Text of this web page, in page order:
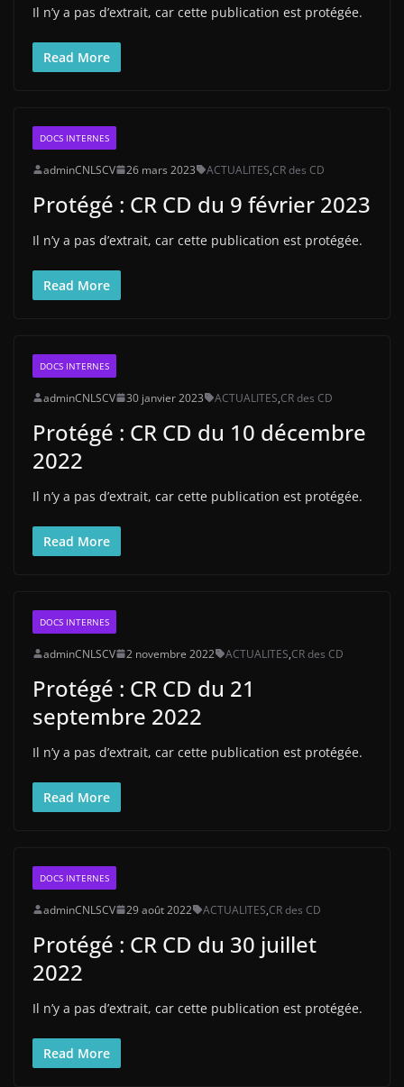
Il n’y a pas d’extrait, car cette publication est protégée.
Read More
DOCS INTERNES
adminCNLSCV 26 mars 2023 ACTUALITES,CR des CD
Protégé : CR CD du 9 février 2023
Il n’y a pas d’extrait, car cette publication est protégée.
Read More
DOCS INTERNES
adminCNLSCV 30 janvier 2023 ACTUALITES,CR des CD
Protégé : CR CD du 10 décembre
2022
Il n’y a pas d’extrait, car cette publication est protégée.
Read More
DOCS INTERNES
adminCNLSCV 2 novembre 2022 ACTUALITES,CR des CD
Protégé : CR CD du 21
septembre 2022
Il n’y a pas d’extrait, car cette publication est protégée.
Read More
DOCS INTERNES
adminCNLSCV 29 août 2022 ACTUALITES,CR des CD
Protégé : CR CD du 30 juillet
2022
Il n’y a pas d’extrait, car cette publication est protégée.
Read More